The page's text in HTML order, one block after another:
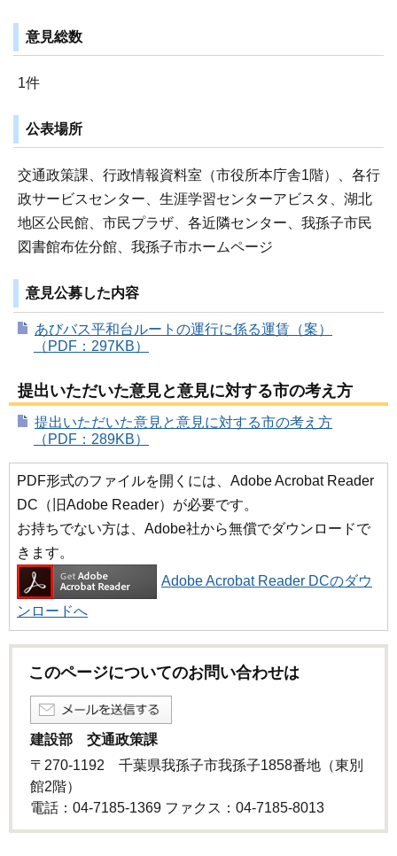
意見総数
1件
公表場所
交通政策課、行政情報資料室（市役所本庁舎1階）、各行
政サービスセンター、生涯学習センターアビスタ、湖北
地区公民館、市民プラザ、各近隣センター、我孫子市民
図書館布佐分館、我孫子市ホームページ
意見公募した内容
あびバス平和台ルートの運行に係る運賃（案）
（PDF：297KB）
提出いただいた意見と意見に対する市の考え方
提出いただいた意見と意見に対する市の考え方
（PDF：289KB）
PDF形式のファイルを開くには、Adobe Acrobat Reader
DC（旧Adobe Reader）が必要です。
お持ちでない方は、Adobe社から無償でダウンロードで
きます。
Adobe Acrobat Reader DCのダウ
ンロードへ
このページについてのお問い合わせは
建設部 交通政策課
〒270-1192 千葉県我孫子市我孫子1858番地（東別
館2階）
電話：04-7185-1369 ファクス：04-7185-8013